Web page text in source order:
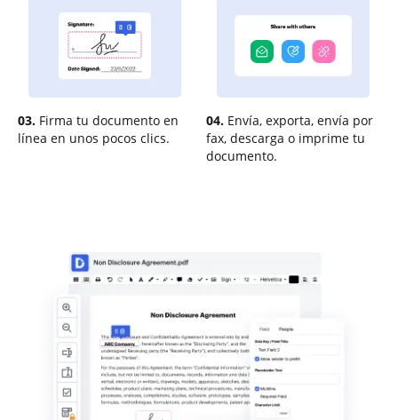
03. Firma tu documento en
línea en unos pocos clics.
04. Envía, exporta, envía por
fax, descarga o imprime tu
documento.